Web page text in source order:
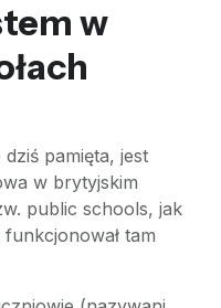
w
pamięta, jest
w brytyjskim
public schools, jak
tam